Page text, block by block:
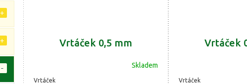
Vrtáček 0,5 mm
Skladem
Vrtáček
Vrtáček
Vrtáček